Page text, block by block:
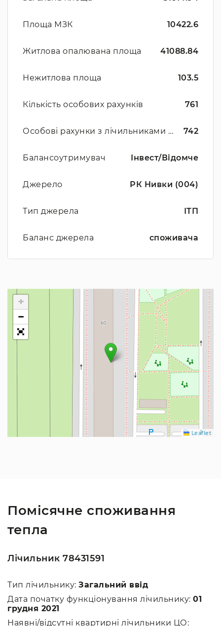
Площа МЗК 10422.6
Житлова опалювана площа 41088.84
Нежитлова площа 103.5
Кількість особових рахунків 761
Особові рахунки з лічильниками ЦО 742
Балансоутримувач Інвест/Відомче
Джерело РК Hивки (004)
Тип джерела ІТП
Баланс джерела споживача
+
−
Leaflet
Помісячне споживання
тепла
Лічильник 78431591
Тип лічильнику: Загальний ввід
Дата початку функціонування лічильнику: 01
грудня 2021
Наявні/відсутні квартирні лічильники ЦО: